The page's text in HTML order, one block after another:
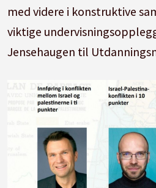
med videre i konstruktive
viktige
Jensehaugen til